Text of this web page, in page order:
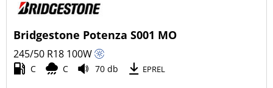
Bridgestone Potenza S001 MO
245/50 R18 100W
C C 70 db EPREL